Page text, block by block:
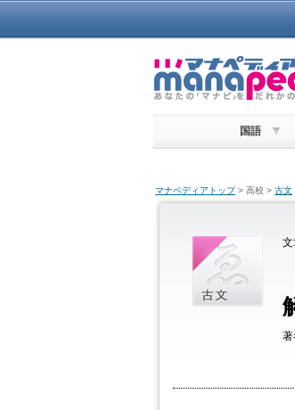
国語
マナペディアトップ> 高校 > 古文
著